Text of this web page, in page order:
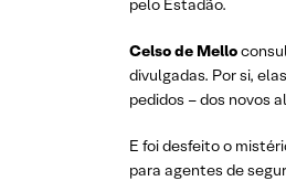
pelo Estadão.
Celso de Mello
divulgadas. Por si,
pedidos – dos novos
E foi desfeito o
para agentes de